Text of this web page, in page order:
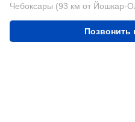
Чебоксары (93 км от Йошкар-
Позвонить